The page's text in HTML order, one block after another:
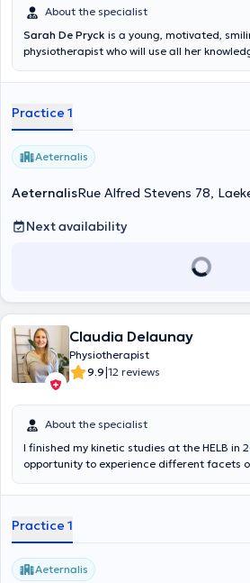
About the specialist
Sarah De Pryck is a young, motivated,
physiotherapist who will use all her
musculo-tendinous pain therapy, I will be
Practice 1
Aeternalis
AeternalisRue Alfred Stevens 78,
Next availability
Claudia Delaunay
Physiotherapist
9.9|12 reviews
About the specialist
I finished my kinetic studies at the HELB in
opportunity to experience different facets
neuro-pediatric spheres as well as in an
my patients to allow them to understand
exercises set up but also to gain motivation
Practice 1
Aeternalis